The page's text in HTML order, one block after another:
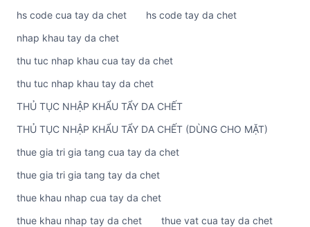
hs code cua tay da chet
hs code tay da chet
nhap khau tay da chet
thu tuc nhap khau cua tay da chet
thu tuc nhap khau tay da chet
THỦ TỤC NHẬP KHẨU TẨY DA CHẾT
THỦ TỤC NHẬP KHẨU TẨY DA CHẾT (DÙNG CHO MẶT)
thue gia tri gia tang cua tay da chet
thue gia tri gia tang tay da chet
thue khau nhap cua tay da chet
thue khau nhap tay da chet
thue vat cua tay da chet